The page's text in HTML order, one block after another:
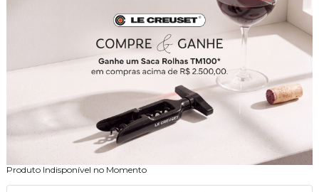
Produto Indisponível no Momento